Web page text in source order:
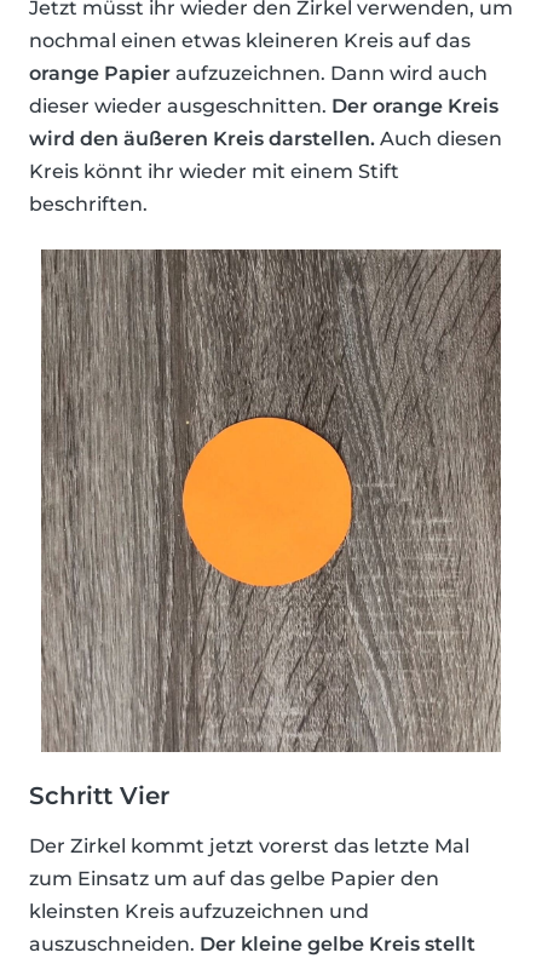
Jetzt müsst ihr wieder den Zirkel verwenden, um
nochmal einen etwas kleineren Kreis auf das
orange Papier aufzuzeichnen. Dann wird auch
dieser wieder ausgeschnitten. Der orange Kreis
wird den äußeren Kreis darstellen. Auch diesen
Kreis könnt ihr wieder mit einem Stift
beschriften.
Schritt Vier
Der Zirkel kommt jetzt vorerst das letzte Mal
zum Einsatz um auf das gelbe Papier den
kleinsten Kreis aufzuzeichnen und
auszuschneiden. Der kleine gelbe Kreis stellt